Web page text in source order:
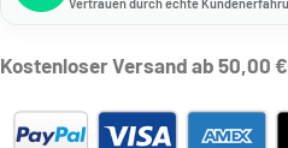
Kostenloser Versand ab 50,00 €